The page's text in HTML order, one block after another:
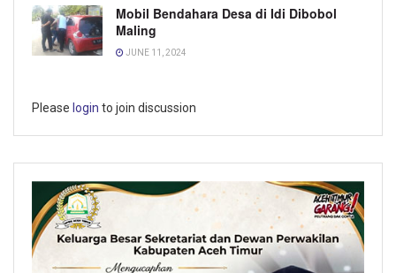
Mobil Bendahara Desa di Idi Dibobol
Maling
JUNE 11, 2024
Please login to join discussion